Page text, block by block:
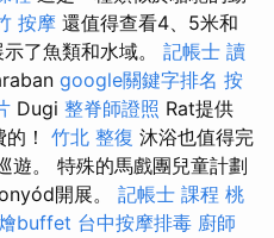
按摩 還值得查看4、5米和
了魚類和水域。 記帳士 讀
google關鍵字排名 按
Dugi 整脊師證照 Rat提供
！ 竹北 整復 沐浴也值得完
遊。 特殊的馬戲團兒童計劃
開展。 記帳士 課程 桃
buffet 台中按摩排毒 廚師